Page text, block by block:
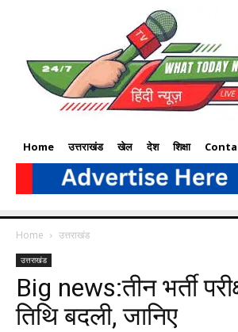
Home उत्तराखंड खेल देश शिक्षा
Home उत्तराखंड
उत्तराखंड
Big news:तीन भर्ती
तिथि बदली, जानिए